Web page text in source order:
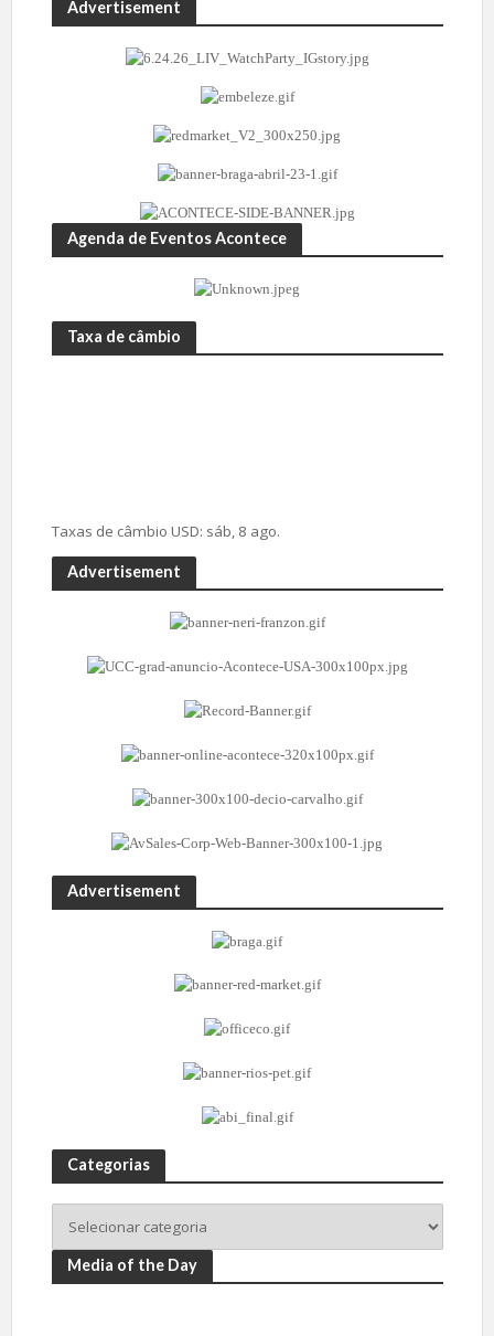
Advertisement
Agenda de Eventos Acontece
Taxa de câmbio
Taxas de câmbio USD: sáb, 8 ago.
Advertisement
Advertisement
Categorias
Media of the Day